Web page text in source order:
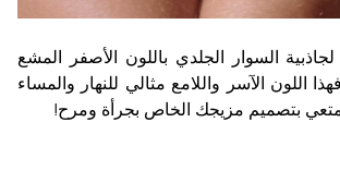
السوار الجلدي باللون الأصفر المشع
اللون الآسر واللامع مثالي للنهار والمساء
بتصميم مزيجك الخاص بجرأة ومرح!